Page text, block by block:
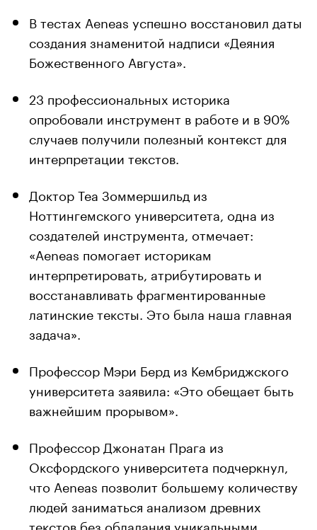
В тестах Aeneas успешно восстановил даты
создания знаменитой надписи «Деяния
Божественного Августа».
23 профессиональных историка
опробовали инструмент в работе и в 90%
случаев получили полезный контекст для
интерпретации текстов.
Доктор Теа Зоммершильд из
Ноттингемского университета, одна из
создателей инструмента, отмечает:
«Aeneas помогает историкам
интерпретировать, атрибутировать и
восстанавливать фрагментированные
латинские тексты. Это была наша главная
задача».
Профессор Мэри Берд из Кембриджского
университета заявила: «Это обещает быть
важнейшим прорывом».
Профессор Джонатан Прага из
Оксфордского университета подчеркнул,
что Aeneas позволит большему количеству
людей заниматься анализом древних
текстов без обладания уникальными